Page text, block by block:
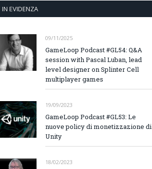
IN EVIDENZA
09/11/2025
GameLoop Podcast #GL54: Q&A
session with Pascal Luban, lead
level designer on Splinter Cell
multiplayer games
19/09/2023
GameLoop Podcast #GL53: Le
nuove policy di monetizzazione di
Unity
18/02/2023